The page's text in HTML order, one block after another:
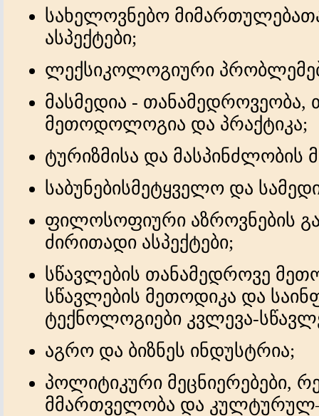
სახელოვნებო
ასპექტები;
ლექსიკოლოგიური
მასმედია - თანამედროვეობა,
მეთოდოლოგია და პრაქტიკა;
ტურიზმისა და მასპინძლობის
საბუნებისმეტყველო და
ფილოსოფიური აზროვნების
ძირითადი ასპექტები;
სწავლების თანამედროვე
სწავლების მეთოდიკა და
ტექნოლოგიები კვლევა-
აგრო და ბიზნეს ინდუსტრია;
პოლიტიკური მეცნიერებები,
მმართველობა და